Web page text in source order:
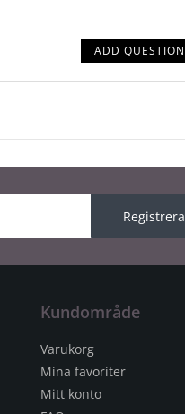
ADD QUESTION
Registrera
Kundområde
Varukorg
Mina favoriter
Mitt konto